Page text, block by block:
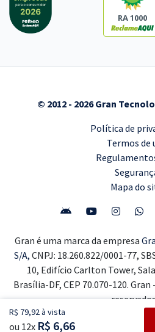
R$ 79,92 à vista
ou 12x R$ 6,66
RA 1000
© 2012 - 2026 Gran
Política de
Termos de
Mapa do
Gran é uma marca da empresa
S/A, CNPJ: 18.260.822/0001-77,
10, Edifício Carlton Tower,
Brasília-DF, CEP 70.070-120.